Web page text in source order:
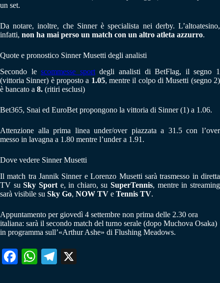
un set.
Da notare, inoltre, che Sinner è specialista nei derby. L’altoatesino,
infatti, non ha mai perso un match con un altro atleta azzurro.
Quote e pronostico Sinner Musetti degli analisti
Secondo lescommesse sportdegli analisti di BetFlag, il segno 1
(vittoria Sinner) è proposto a 1.05, mentre il colpo di Musetti (segno 2)
è bancato a 8. (ritiri esclusi)
Bet365, Snai ed EuroBet propongono la vittoria di Sinner (1) a 1.06.
Attenzione alla prima linea under/over piazzata a 31.5 con l’over
messo in lavagna a 1.80 mentre l’under a 1.91.
Dove vedere Sinner Musetti
Il match tra Jannik Sinner e Lorenzo Musetti sarà trasmesso in diretta
TV suSky Sporte, in chiaro, suSuperTennis, mentre in streaming
sarà visibile su Sky Go, NOW TV e Tennis TV.
Appuntamento per giovedì 4 settembre non prima delle 2.30 ora
italiana: sarà il secondo match del turno serale (dopo Muchova Osaka)
in programma sull’«Arthur Ashe» di Flushing Meadows.
Fa W
Te